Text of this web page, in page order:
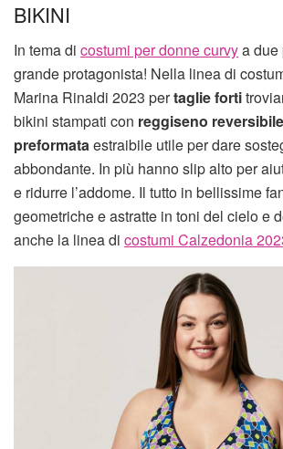
BIKINI
In tema di costumi per donne curvya due
grande protagonista! Nella linea di
Marina Rinaldi 2023 pertaglie forti
bikini stampati con reggiseno reversibile
preformataestraibile utile per dare
abbondante. In più hanno slip alto per
e ridurre l’addome. Il tutto in bellissime
geometriche e astratte in toni del cielo e
anche la linea di costumi Calzedonia